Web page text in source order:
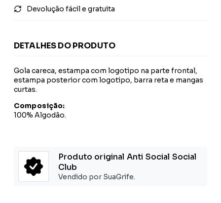
Devolução fácil e gratuita
DETALHES DO PRODUTO
Gola careca, estampa com logotipo na parte frontal,
estampa posterior com logotipo, barra reta e mangas
curtas.
Composição:
100% Algodão.
Produto original Anti Social Social
Club
Vendido por SuaGrife.